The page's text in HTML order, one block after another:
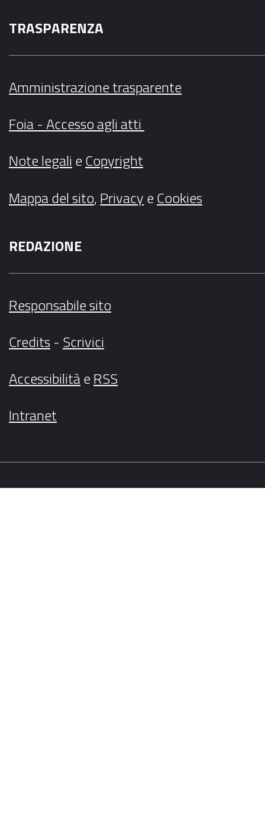
TRASPARENZA
Amministrazione trasparente
Foia - Accesso agli atti
Note legalieCopyright
Mappa del sito,PrivacyeCookies
REDAZIONE
Responsabile sito
Credits- Scrivici
AccessibilitàeRSS
Intranet